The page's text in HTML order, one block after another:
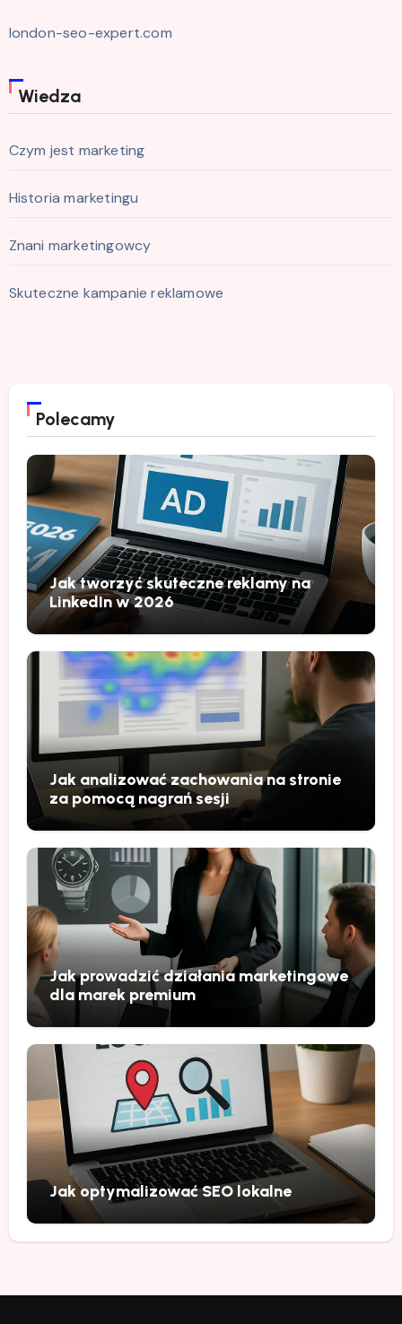
london-seo-expert.com
Wiedza
Czym jest marketing
Historia marketingu
Znani marketingowcy
Skuteczne kampanie reklamowe
Polecamy
Jak tworzyć skuteczne reklamy na
LinkedIn w 2026
Jak analizować zachowania na stronie
za pomocą nagrań sesji
Jak prowadzić działania marketingowe
dla marek premium
Jak optymalizować SEO lokalne